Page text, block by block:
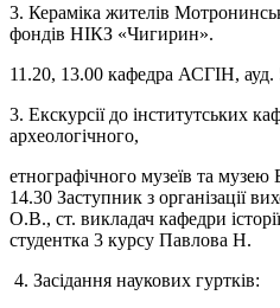
3. Кераміка жителів
фондів НІКЗ «Чигирин».
11.20, 13.00 кафедра АСГІН, ауд.
3. Екскурсії до інститутських
археологічного,
етнографічного музеїв та
14.30 Заступник з організації
О.В., ст. викладач кафедри
студентка 3 курсу Павлова Н.
4. Засідання наукових гуртків: